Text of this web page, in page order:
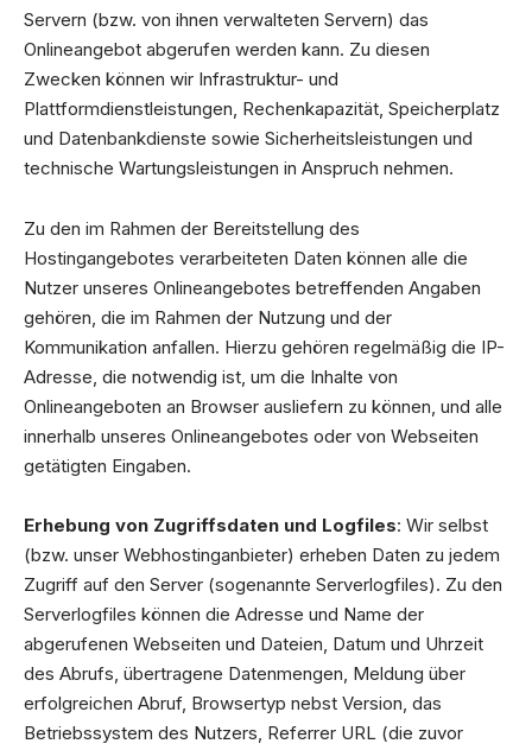
Servern (bzw. von ihnen verwalteten Servern) das
Onlineangebot abgerufen werden kann. Zu diesen
Zwecken können wir Infrastruktur- und
Plattformdienstleistungen, Rechenkapazität, Speicherplatz
und Datenbankdienste sowie Sicherheitsleistungen und
technische Wartungsleistungen in Anspruch nehmen.
Zu den im Rahmen der Bereitstellung des
Hostingangebotes verarbeiteten Daten können alle die
Nutzer unseres Onlineangebotes betreffenden Angaben
gehören, die im Rahmen der Nutzung und der
Kommunikation anfallen. Hierzu gehören regelmäßig die IP-
Adresse, die notwendig ist, um die Inhalte von
Onlineangeboten an Browser ausliefern zu können, und alle
innerhalb unseres Onlineangebotes oder von Webseiten
getätigten Eingaben.
Erhebung von Zugriffsdaten und Logfiles: Wir selbst
(bzw. unser Webhostinganbieter) erheben Daten zu jedem
Zugriff auf den Server (sogenannte Serverlogfiles). Zu den
Serverlogfiles können die Adresse und Name der
abgerufenen Webseiten und Dateien, Datum und Uhrzeit
des Abrufs, übertragene Datenmengen, Meldung über
erfolgreichen Abruf, Browsertyp nebst Version, das
Betriebssystem des Nutzers, Referrer URL (die zuvor